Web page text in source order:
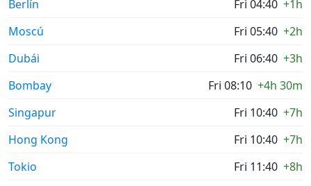
Berlín
Fri 04:40 +1h
Moscú
Fri 05:40 +2h
Dubái
Fri 06:40 +3h
Bombay
Fri 08:10 +4h 30m
Singapur
Fri 10:40 +7h
Hong Kong
Fri 10:40 +7h
Tokio
Fri 11:40 +8h